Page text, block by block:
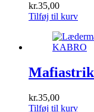
kr.35,00
Tilføj til kurv
kr.35,00
Tilføj til kurv